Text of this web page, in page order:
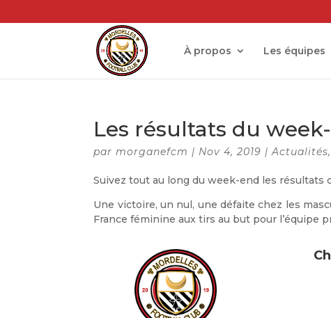
À propos Les équipes
Les résultats du
parmorganefcm | Nov 4, 2019 |Actualités
Suivez tout au long du week-end les résultats
Une victoire, un nul, une défaite chez les
France féminine aux tirs au but pour l’équipe